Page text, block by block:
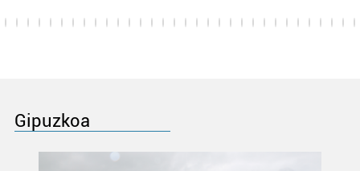
Gipuzkoa